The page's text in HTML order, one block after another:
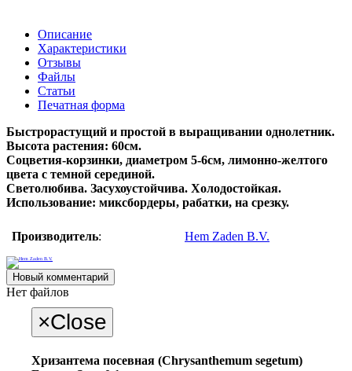
Способы оплаты
Скидки
Выращивание семян
Контакты
Новости
Описание
Характеристики
Отзывы
Файлы
Статьи
Печатная форма
Быстрорастущий и простой в выращивании однолетник.
Высота растения: 60см.
Соцветия-корзинки, диаметром 5-6см, лимонно-желтого
цвета с темной серединой.
Светолюбива. Засухоустойчива. Холодостойкая.
Использование: миксбордеры, рабатки, на срезку.
Производитель: Hem Zaden B.V.
Новый комментарий
Нет файлов
×Close
Хризантема посевная (Chrysanthemum segetum)